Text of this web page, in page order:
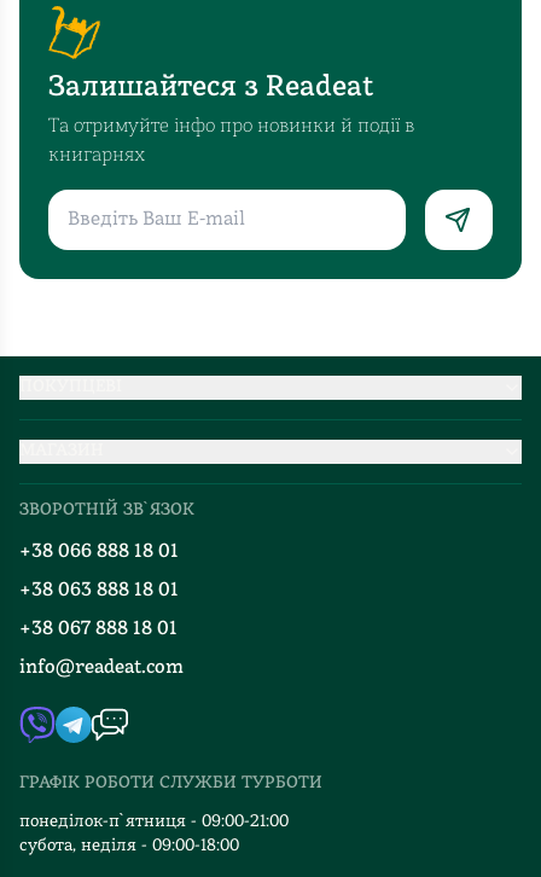
Залишайтеся з Readeat
Та отримуйте інфо про новинки й події в
книгарнях
Добірки
Блог
Події
Книгарні
Контакти
Автори
Видавництва
Відгуки та оцінка RDT
ЗВОРОТНІЙ ЗВ`ЯЗОК
+38 066 888 18 01
+38 063 888 18 01
+38 067 888 18 01
info@readeat.com
ГРАФІК РОБОТИ СЛУЖБИ ТУРБОТИ
понеділок-п`ятниця - 09:00-21:00
субота, неділя - 09:00-18:00